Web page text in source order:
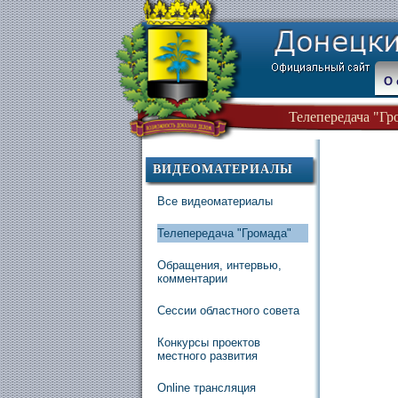
Телепередача
О
ВИДЕОМАТЕРИАЛЫ
Все видеоматериалы
Телепередача "Громада"
Обращения, интервью,
комментарии
Сессии областного совета
Конкурсы проектов
местного развития
Online трансляция